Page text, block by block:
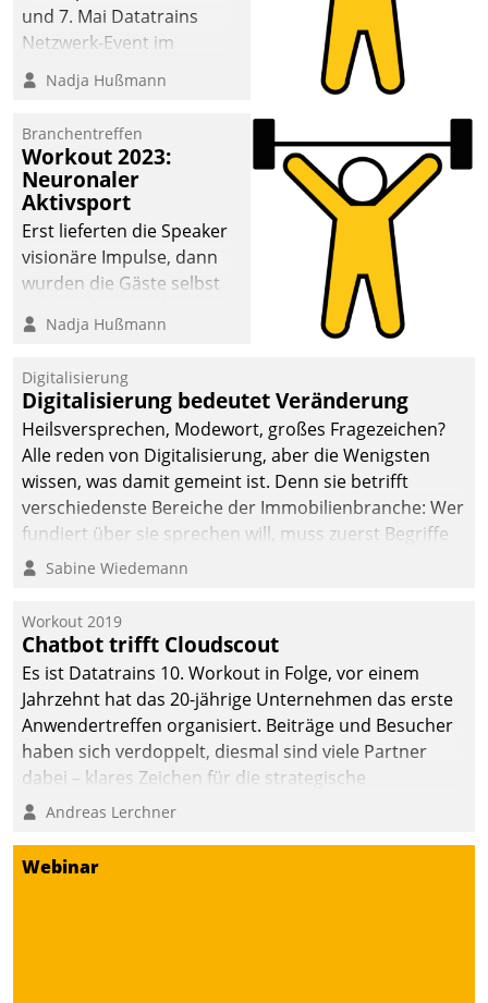
und 7. Mai Datatrains
Netzwerk-Event im
Kunden- und Partnerkreis
statt. Zentrale Frage: Wie
Mammutprojekte
meistern und Workloads
wuppen – bei zunehmend
anspruchsvollen
Aufgaben und
abnehmendem
Nadja Hußmann
Branchentreffen
Workout 2023:
Neuronaler
Aktivsport
Erst lieferten die Speaker
visionäre Impulse, dann
wurden die Gäste selbst
methodisch
Quartier. Dazwischen
zeigte Datatrain, was es
Neues zu bieten hat.
Nadja Hußmann
Digitalisierung
Digitalisierung bedeutet Veränderung
Heilsversprechen, Modewort, großes Fragezeichen?
Alle reden von Digitalisierung, aber die Wenigsten
wissen, was damit gemeint ist. Denn sie betrifft
verschiedenste Bereiche der Immobilienbranche: Wer
fundiert über sie sprechen will, muss zuerst Begriffe
klären. Ein Aspekt ist die betriebliche Optimierung:
Einsparungen durch optimierte und automatisierte
Prozesse. Doch man darf nicht zu viel erwarten: Allein
mit der Einführung einer neuen Software ist es nicht
getan. Die Digitalisierung erfordert von Unternehmen
die Bereitschaft, sich zu überprüfen, zu hinterfragen
und zu verändern.
Sabine Wiedemann
Workout 2019
Chatbot trifft Cloudscout
Es ist Datatrains 10. Workout in Folge, vor einem
Jahrzehnt hat das 20-jährige Unternehmen das erste
Anwendertreffen organisiert. Beiträge und Besucher
haben sich verdoppelt, diesmal sind viele Partner
dabei – klares Zeichen für die strategische
Fokussierung auf den Kunden.
Andreas Lerchner
Webinar